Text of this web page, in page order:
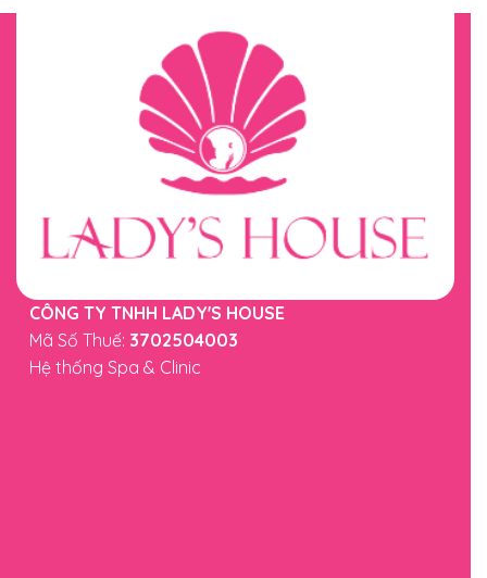
CÔNG TY TNHH LADY'S HOUSE
Mã Số Thuế: 3702504003
Hệ thống Spa & Clinic